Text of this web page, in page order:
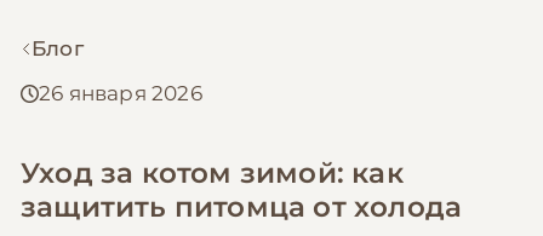
Блог
26 января 2026
Уход за котом зимой: как
защитить питомца от холода